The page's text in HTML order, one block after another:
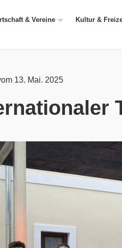
& Vereine Kultur &
13. Mai. 2025